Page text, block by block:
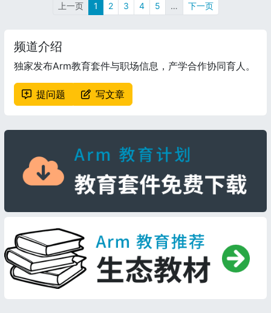
上一页 1 2 3 4 5 … 下一页
频道介绍
独家发布Arm教育套件与职场信息，产学合作协同育人。
提问题 写文章